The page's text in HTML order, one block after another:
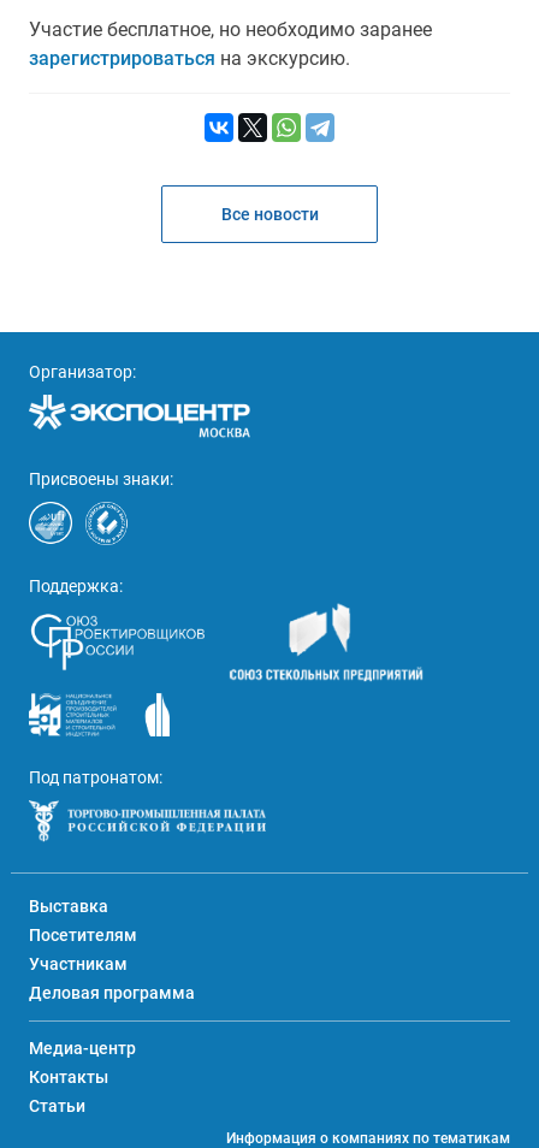
Участие бесплатное, но необходимо заранее
зарегистрироваться на экскурсию.
Все новости
Организатор:
Присвоены знаки:
Поддержка:
Под патронатом:
Выставка
Посетителям
Участникам
Деловая программа
Медиа-центр
Контакты
Статьи
Информация о компаниях по тематикам